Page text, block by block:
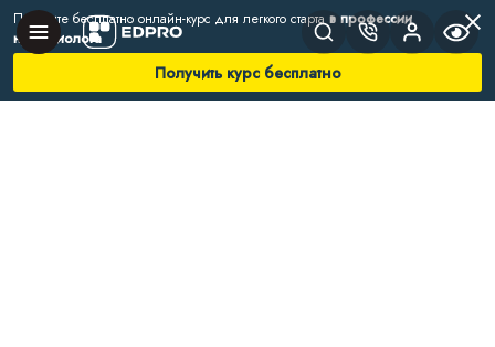
Получите бесплатно онлайн-курс для легкого стартав профессии
нутрициолога
Получить курс бесплатно